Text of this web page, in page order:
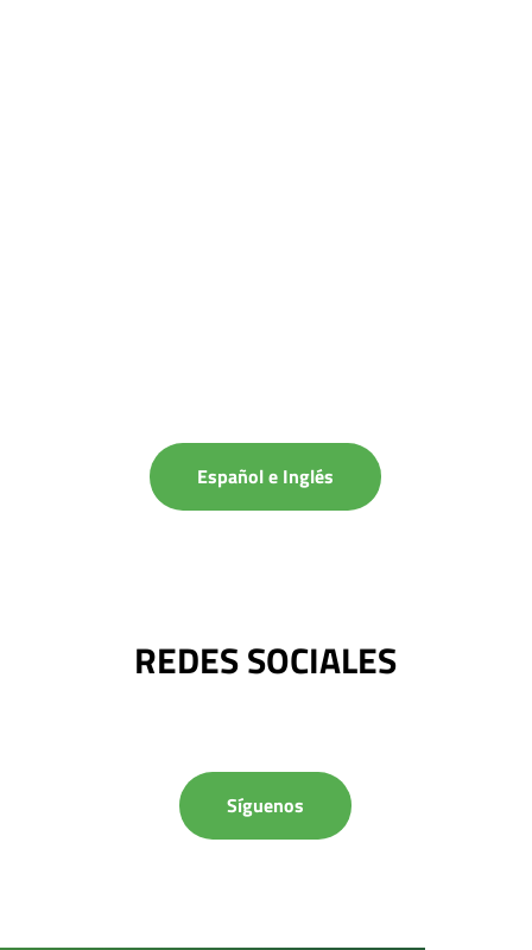
Español e Inglés
REDES SOCIALES
Síguenos